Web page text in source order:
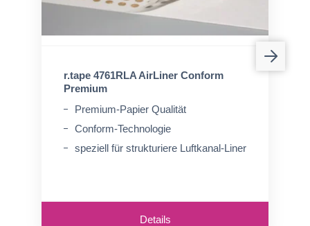
r.tape 4761RLA AirLiner Conform
Premium
Premium-Papier Qualität
Conform-Technologie
speziell für strukturiere Luftkanal-Liner
Details